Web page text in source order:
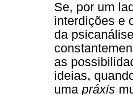
Se, por um
interdições e
da
as
ideias,
uma práxis